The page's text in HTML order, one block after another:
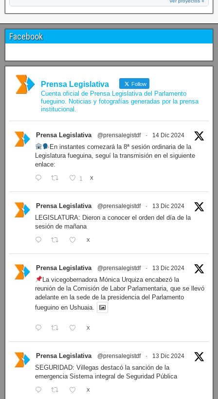
Facebook
Prensa Legislativa Follow
Cuenta oficial de Prensa Legislativa del Parlamento
fueguino. Noticias y fotografías generadas por la prensa
institucional.
Prensa Legislativa @prensalegistdf · 14 Dic 2024
En instantes comezará la 8ª sesión ordinaria de la
Legislatura fueguina, seguí la transmisión en el siguiente
enlace:
1 X
Prensa Legislativa @prensalegistdf · 13 Dic 2024
LEGISLATURA: Dieron a conocer el orden del día de la
sesión de mañana
X
Prensa Legislativa @prensalegistdf · 13 Dic 2024
La vicegobernadora Mónica Urquiza encabezó la
reunión de la Comisión de Labor Parlamentaria, que se llevó
adelante en la sede de la presidencia del Parlamento
fueguino en Ushuaia.
X
Prensa Legislativa @prensalegistdf · 13 Dic 2024
SEGURIDAD: Villegas destacó la sanción de la
emergencia Sistema integral de Seguridad Pública
X